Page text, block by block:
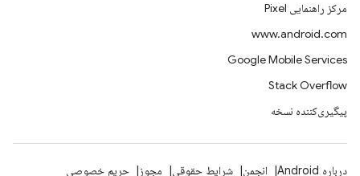
مرکز راهنمایی Pixel
www.android.com
Google Mobile Services
Stack Overflow
پیگیری‌کننده نسخه
درباره Android انجمن شرایط حقوقی مجوز حریم خصوصی